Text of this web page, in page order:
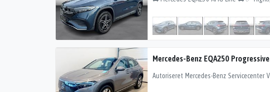
Mercedes-Benz EQA250 Progressive